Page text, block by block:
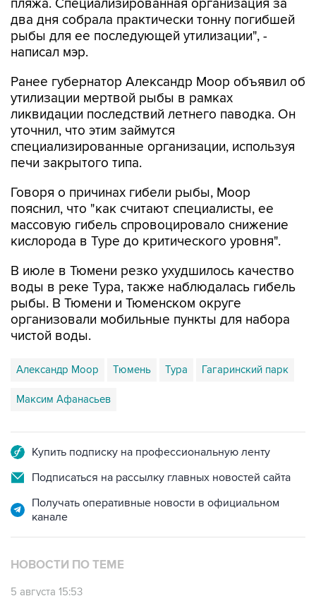
пляжа. Специализированная организация за
два дня собрала практически тонну погибшей
рыбы для ее последующей утилизации", -
написал мэр.
Ранее губернатор Александр Моор объявил об
утилизации мертвой рыбы в рамках
ликвидации последствий летнего паводка. Он
уточнил, что этим займутся
специализированные организации, используя
печи закрытого типа.
Говоря о причинах гибели рыбы, Моор
пояснил, что "как считают специалисты, ее
массовую гибель спровоцировало снижение
кислорода в Туре до критического уровня".
В июле в Тюмени резко ухудшилось качество
воды в реке Тура, также наблюдалась гибель
рыбы. В Тюмени и Тюменском округе
организовали мобильные пункты для набора
чистой воды.
Александр Моор Тюмень Тура Гагаринский парк
Максим Афанасьев
Купить подписку на профессиональную ленту
Подписаться на рассылку главных новостей сайта
Получать оперативные новости в официальном
канале
НОВОСТИ ПО ТЕМЕ
5 августа 15:53